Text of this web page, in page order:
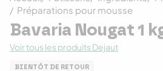
Préparations pour mousse
Bavaria Nougat 1
Voir tous les produits Dejaut
BIENTÔT DE RETOUR